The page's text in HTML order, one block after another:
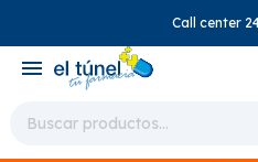
Call center
menu
close